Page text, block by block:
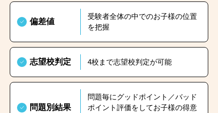
偏差値
受験者全体の中でのお子様の位置
を把握
志望校判定 4校まで志望校判定が可能
問題別結果
問題毎にグッドポイント／バッド
ポイント評価をしてお子様の得意